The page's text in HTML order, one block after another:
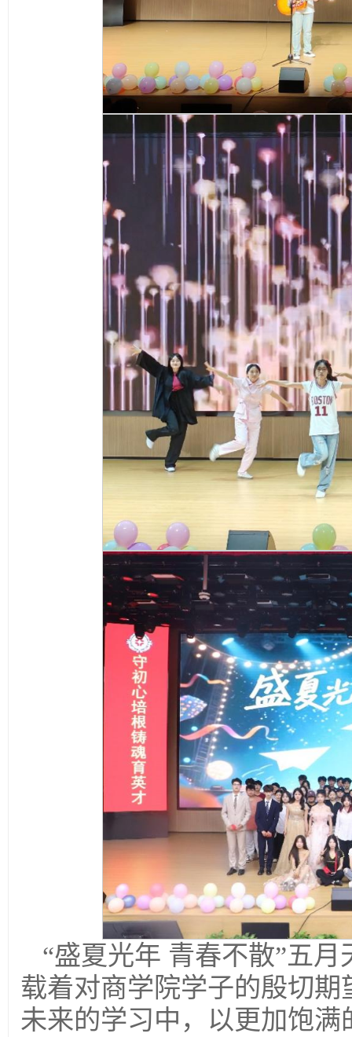
“盛夏光年 青春不散”五
载着对商学院学子的殷切
未来的学习中，以更加饱